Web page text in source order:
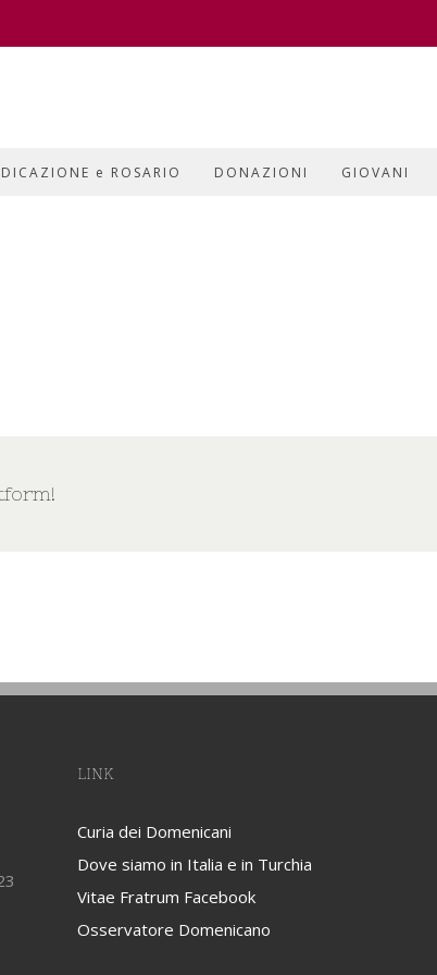
e ROSARIO DONAZIONI GIOVANI
LINK
Curia dei Domenicani
Dove siamo in Italia e in Turchia
Vitae Fratrum Facebook
Osservatore Domenicano